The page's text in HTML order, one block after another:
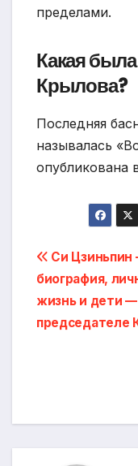
пределами.
Какая
Крылова?
Последняя
называлась
опубликована
по
записям
Си Цзиньпин
биография,
жизнь и дети —
председателе